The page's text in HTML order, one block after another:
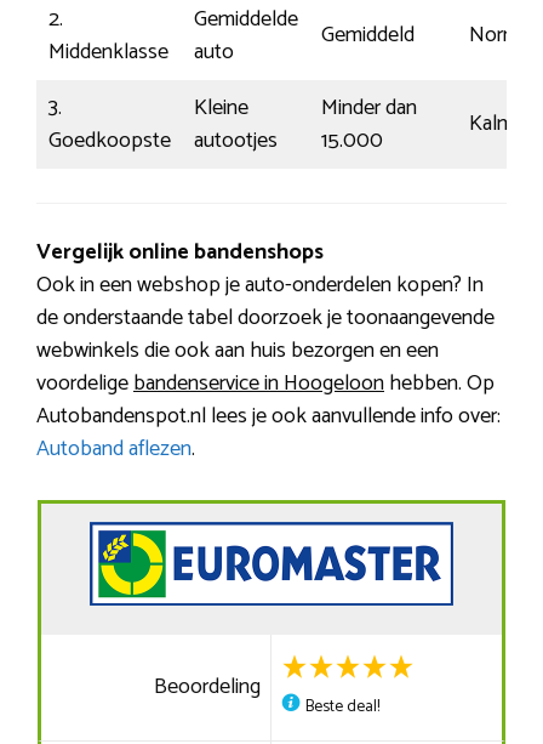
2.
Middenklasse
Gemiddelde
auto
Gemiddeld
Normaal
3.
Goedkoopste
Kleine
autootjes
Minder dan
15.000
Kalm
Vergelijk online bandenshops
Ook in een webshop je auto-onderdelen kopen? In
de onderstaande tabel doorzoek je toonaangevende
webwinkels die ook aan huis bezorgen en een
voordeligebandenservice in Hoogeloonhebben. Op
Autobandenspot.nl lees je ook aanvullende info over:
Autoband aflezen.
Beoordeling
Beste deal!